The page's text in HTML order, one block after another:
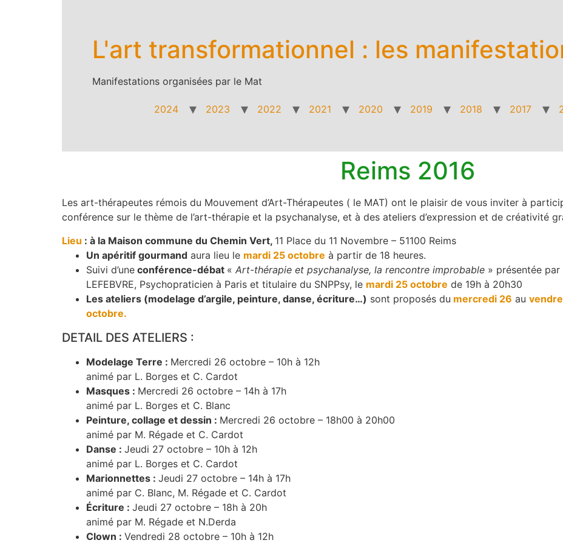
L'art transformationnel : les
Manifestations organisées par le Mat
2024 2023 2022 2021 2020 2019 2018 2017
Reims 2016
Les art-thérapeutes rémois du Mouvement d’Art-Thérapeutes ( le MAT) ont le plaisir de vous inviter à
conférence sur le thème de l’art-thérapie et la psychanalyse, et à des ateliers d’expression et de créativité
Lieu : à la Maison commune du Chemin Vert, 11 Place du 11 Novembre – 51100 Reims
Un apéritif gourmand aura lieu le mardi 25 octobre à partir de 18 heures.
Suivi d’une conférence-débat « Art-thérapie et psychanalyse, la rencontre improbable » présentée par
LEFEBVRE, Psychopraticien à Paris et titulaire du SNPPsy, le mardi 25 octobre de 19h à 20h30
Les ateliers (modelage d’argile, peinture, danse, écriture…) sont proposés du mercredi 26 au
octobre.
DETAIL DES ATELIERS :
Modelage Terre : Mercredi 26 octobre – 10h à 12h
animé par L. Borges et C. Cardot
Masques : Mercredi 26 octobre – 14h à 17h
animé par L. Borges et C. Blanc
Peinture, collage et dessin : Mercredi 26 octobre – 18h00 à 20h00
animé par M. Régade et C. Cardot
Danse : Jeudi 27 octobre – 10h à 12h
animé par L. Borges et C. Cardot
Marionnettes : Jeudi 27 octobre – 14h à 17h
animé par C. Blanc, M. Régade et C. Cardot
Écriture : Jeudi 27 octobre – 18h à 20h
animé par M. Régade et N.Derda
Clown : Vendredi 28 octobre – 10h à 12h